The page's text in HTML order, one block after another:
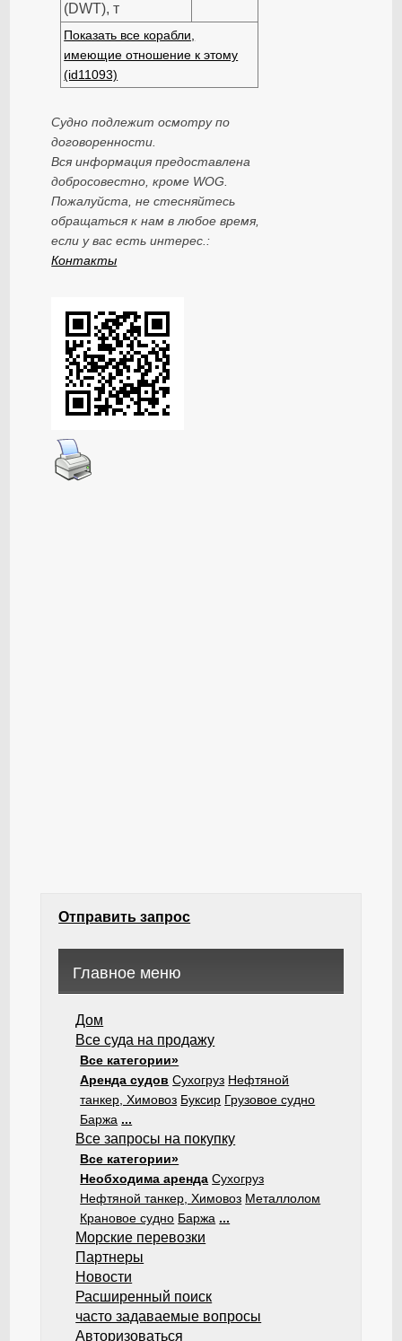
(DWT), т
Показать все корабли,
имеющие отношение к этому
(id11093)
Судно подлежит осмотру по
договоренности.
Вся информация предоставлена
добросовестно, кроме WOG.
Пожалуйста, не стесняйтесь
обращаться к нам в любое время,
если у вас есть интерес.:
Контакты
Отправить запрос
Главное меню
Дом
Все суда на продажу
Все категории»
Аренда судов Сухогруз Нефтяной
танкер, Химовоз Буксир Грузовое судно
Баржа ...
Все запросы на покупку
Все категории»
Необходима аренда Сухогруз
Нефтяной танкер, Химовоз Металлолом
Крановое судно Баржа ...
Морские перевозки
Партнеры
Новости
Расширенный поиск
часто задаваемые вопросы
Авторизоваться